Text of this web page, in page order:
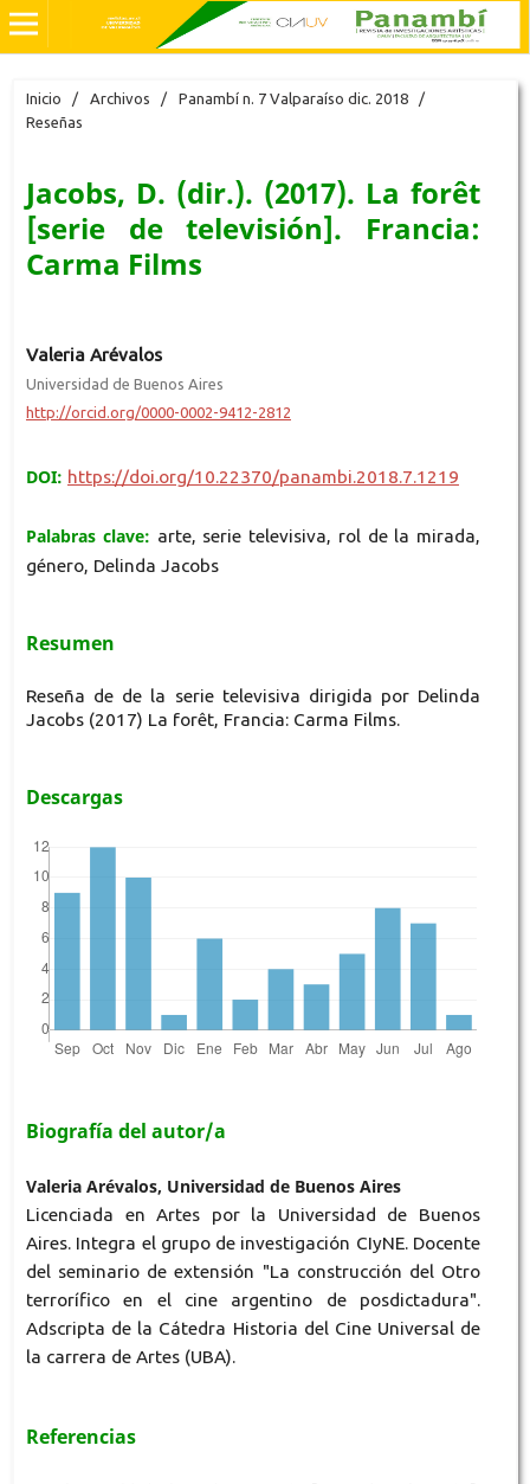
Inicio / Archivos / Panambí n. 7 Valparaíso dic. 2018
/
Reseñas
Jacobs, D. (dir.). (2017). La forêt
[serie de televisión]. Francia:
Carma Films
Valeria Arévalos
Universidad de Buenos Aires
http://orcid.org/0000-0002-9412-2812
DOI: https://doi.org/10.22370/panambi.2018.7.1219
Palabras clave: arte, serie televisiva, rol de la mirada,
género, Delinda Jacobs
Resumen
Reseña de de la serie televisiva dirigida por Delinda
Jacobs (2017) La forêt, Francia: Carma Films.
Descargas
Biografía del autor/a
Valeria Arévalos, Universidad de Buenos Aires
Licenciada en Artes por la Universidad de Buenos
Aires. Integra el grupo de investigación CIyNE. Docente
del seminario de extensión "La construcción del Otro
terrorífico en el cine argentino de posdictadura".
Adscripta de la Cátedra Historia del Cine Universal de
la carrera de Artes (UBA).
Referencias